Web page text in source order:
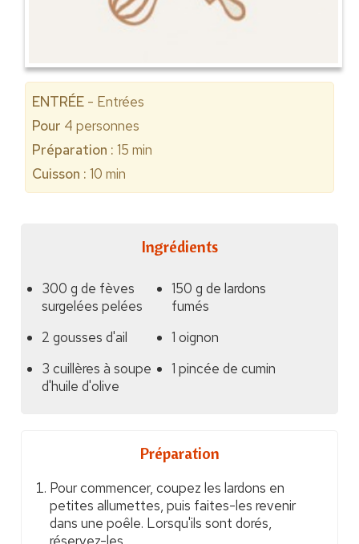
ENTRÉE - Entrées
Pour 4 personnes
Préparation : 15 min
Cuisson : 10 min
Ingrédients
300 g de fèves
surgelées pelées
150 g de lardons
fumés
2 gousses d'ail
1 oignon
3 cuillères à soupe
d'huile d'olive
1 pincée de cumin
Préparation
Pour commencer, coupez les lardons en
petites allumettes, puis faites-les revenir
dans une poêle. Lorsqu'ils sont dorés,